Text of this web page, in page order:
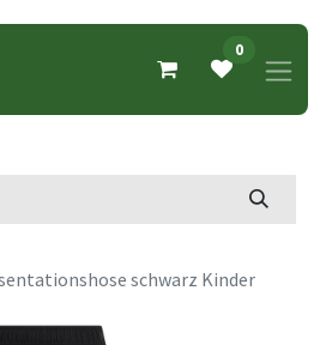
0
schwarz Kinder